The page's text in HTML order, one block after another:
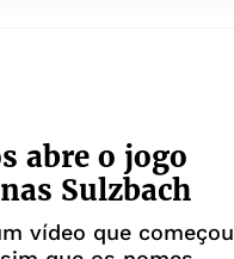
abre o jogo
Sulzbach
vídeo que começou